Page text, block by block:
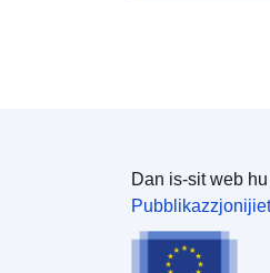
Dan is-sit web